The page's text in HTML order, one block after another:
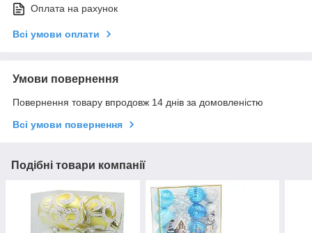
Оплата на рахунок
Всі умови оплати
Умови повернення
Повернення товару впродовж 14 днів за домовленістю
Всі умови повернення
Подібні товари компанії